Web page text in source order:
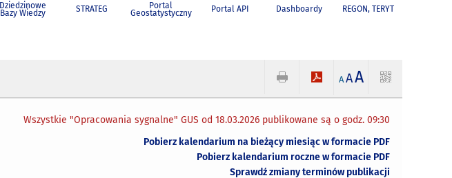
Dziedzinowe
Bazy Wiedzy STRATEG Portal
Geostatystyczny Portal API Dashboardy REGON, TERYT
A AA
Wszystkie "Opracowania sygnalne" GUS od 18.03.2026 publikowane są o godz. 09:30
Pobierz kalendarium na bieżący miesiąc w formacie PDF
Pobierz kalendarium roczne w formacie PDF
Sprawdź zmiany terminów publikacji